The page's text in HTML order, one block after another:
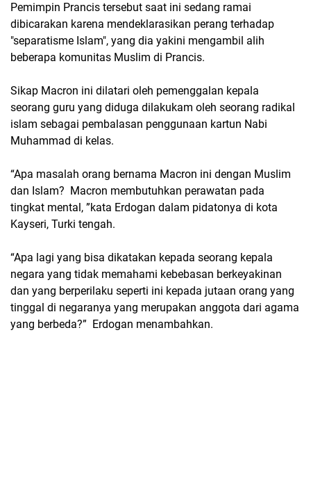
Pemimpin Prancis tersebut saat ini sedang ramai
dibicarakan karena mendeklarasikan perang terhadap
"separatisme Islam", yang dia yakini mengambil alih
beberapa komunitas Muslim di Prancis.
Sikap Macron ini dilatari oleh pemenggalan kepala
seorang guru yang diduga dilakukam oleh seorang radikal
islam sebagai pembalasan penggunaan kartun Nabi
Muhammad di kelas.
“Apa masalah orang bernama Macron ini dengan Muslim
dan Islam? Macron membutuhkan perawatan pada
tingkat mental, ”kata Erdogan dalam pidatonya di kota
Kayseri, Turki tengah.
“Apa lagi yang bisa dikatakan kepada seorang kepala
negara yang tidak memahami kebebasan berkeyakinan
dan yang berperilaku seperti ini kepada jutaan orang yang
tinggal di negaranya yang merupakan anggota dari agama
yang berbeda?” Erdogan menambahkan.